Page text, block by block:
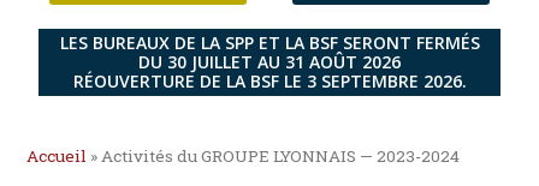
LES BUREAUX DE LA SPP ET LA BSF SERONT FERMÉS
DU 30 JUILLET AU 31 AOÛT 2026
RÉOUVERTURE DE LA BSF LE 3 SEPTEMBRE 2026.
Accueil »Activités du GROUPE LYONNAIS — 2023-2024